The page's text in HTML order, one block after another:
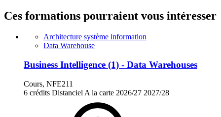
Ces formations pourraient vous intéresser
Architecture système information
Data Warehouse
Business Intelligence (1) - Data Warehouses
Cours, NFE211
6 crédits Distanciel A la carte 2026/27 2027/28